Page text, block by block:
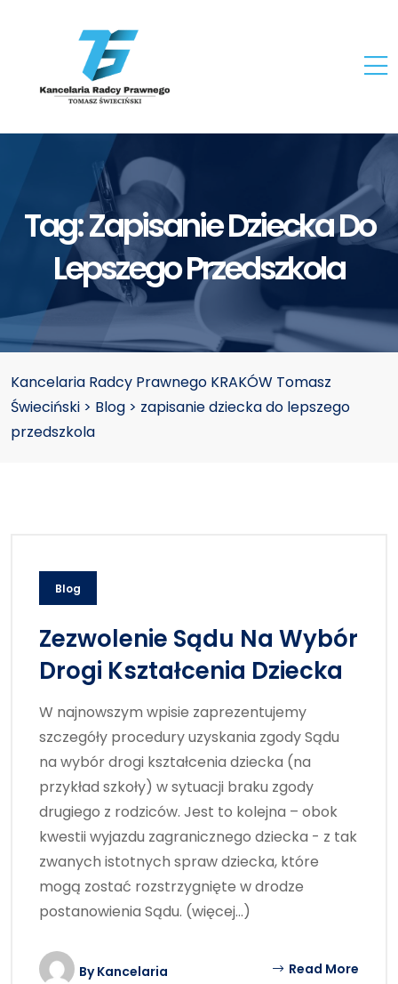
Tag:Zapisanie Dziecka Do
Lepszego Przedszkola
Kancelaria Radcy Prawnego KRAKÓW Tomasz
Świeciński > Blog > zapisanie dziecka do lepszego
przedszkola
Blog
Zezwolenie Sądu Na Wybór
Drogi Kształcenia Dziecka
W najnowszym wpisie zaprezentujemy
szczegóły procedury uzyskania zgody Sądu
na wybór drogi kształcenia dziecka (na
przykład szkoły) w sytuacji braku zgody
drugiego z rodziców. Jest to kolejna – obok
kwestii wyjazdu zagranicznego dziecka - z tak
zwanych istotnych spraw dziecka, które
mogą zostać rozstrzygnięte w drodze
postanowienia Sądu. (więcej…)
ByKancelaria Read More